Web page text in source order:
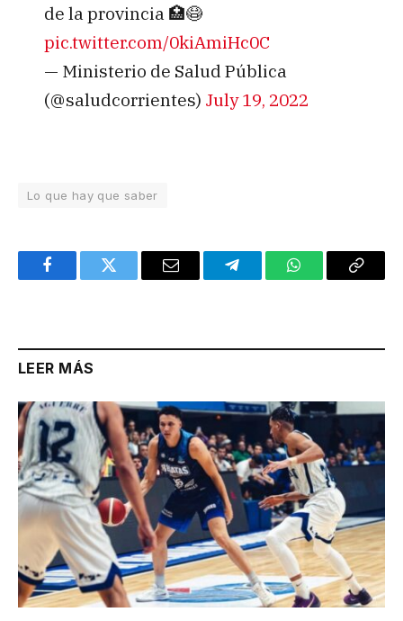
de la provincia 🏥😷
pic.twitter.com/0kiAmiHc0C
— Ministerio de Salud Pública
(@saludcorrientes) July 19, 2022
Lo que hay que saber
FacebookTwitter Email TelegramWhatsAppCopy
LEER MÁS